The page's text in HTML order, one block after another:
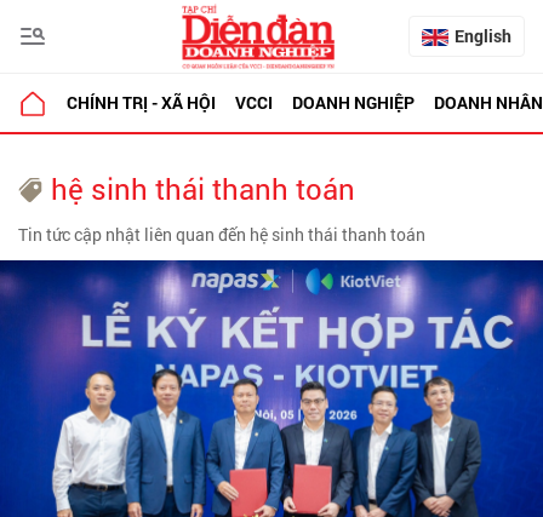
English
CHÍNH TRỊ - XÃ HỘI VCCI DOANH NGHIỆP DOANH NHÂN
hệ sinh thái thanh toán
Tin tức cập nhật liên quan đến hệ sinh thái thanh toán